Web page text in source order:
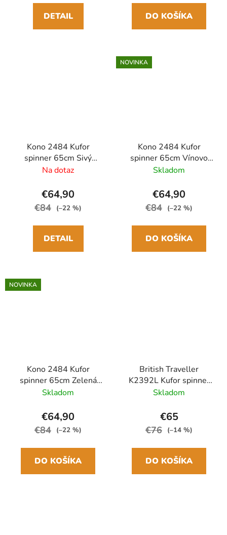
DETAIL DO KOŠÍKA
Kono 2484 Kufor
spinner 65cm Sivý
ABS/Polykarbonát
Na dotaz
€64,90
€84 (–22 %)
DETAIL
NOVINKA
Kono 2484 Kufor
spinner 65cm Vínovo
červená
Rozšíriteľný
Skladom
€64,90
€84 (–22 %)
DO KOŠÍKA
NOVINKA
Kono 2484 Kufor
spinner 65cm Zelená
ABS/Polykarbonát
Skladom
€64,90
€84 (–22 %)
DO KOŠÍKA
British Traveller
K2392L Kufor spinner
66cm Čierny
Skladom
€65
€76 (–14 %)
DO KOŠÍKA